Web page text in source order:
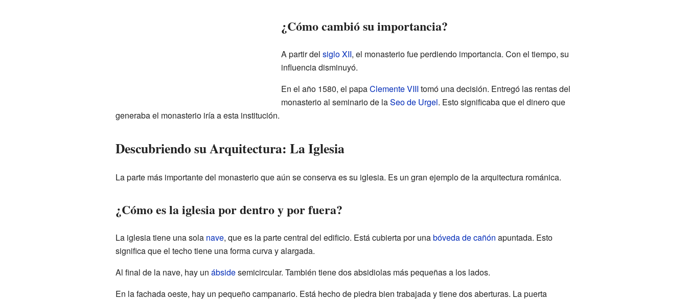
¿Cómo cambió su importancia?
A partir del siglo XII, el monasterio fue perdiendo importancia. Con el tiempo, su
influencia disminuyó.
En el año 1580, el papaClemente VIII tomó una decisión. Entregó las rentas del
monasterio al seminario de laSeo de Urgel. Esto significaba que el dinero que
generaba el monasterio iría a esta institución.
Descubriendo su Arquitectura: La Iglesia
La parte más importante del monasterio que aún se conserva es su iglesia. Es un gran ejemplo de la arquitectura románica.
¿Cómo es la iglesia por dentro y por fuera?
La iglesia tiene una sola nave, que es la parte central del edificio. Está cubierta por unabóveda de cañón apuntada. Esto
significa que el techo tiene una forma curva y alargada.
Al final de la nave, hay un ábsidesemicircular. También tiene dos absidiolas más pequeñas a los lados.
En la fachada oeste, hay un pequeño campanario. Está hecho de piedra bien trabajada y tiene dos aberturas. La puerta